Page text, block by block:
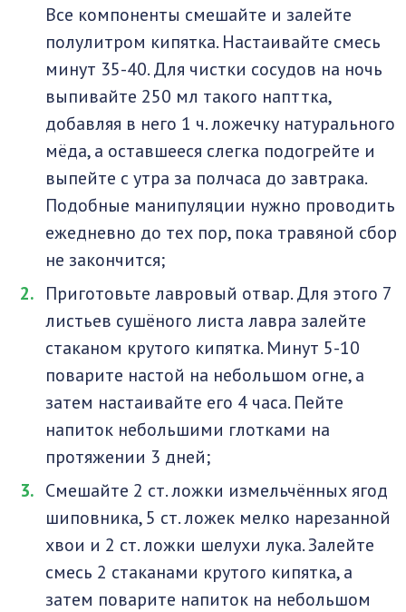
Все компоненты смешайте и залейте
полулитром кипятка. Настаивайте смесь
минут 35-40. Для чистки сосудов на ночь
выпивайте 250 мл такого напттка,
добавляя в него 1 ч. ложечку натурального
мёда, а оставшееся слегка подогрейте и
выпейте с утра за полчаса до завтрака.
Подобные манипуляции нужно проводить
ежедневно до тех пор, пока травяной сбор
не закончится;
Приготовьте лавровый отвар. Для этого 7
листьев сушёного листа лавра залейте
стаканом крутого кипятка. Минут 5-10
поварите настой на небольшом огне, а
затем настаивайте его 4 часа. Пейте
напиток небольшими глотками на
протяжении 3 дней;
Смешайте 2 ст. ложки измельчённых ягод
шиповника, 5 ст. ложек мелко нарезанной
хвои и 2 ст. ложки шелухи лука. Залейте
смесь 2 стаканами крутого кипятка, а
затем поварите напиток на небольшом